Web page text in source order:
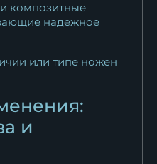
композитные
надежное
или типе ножен
и